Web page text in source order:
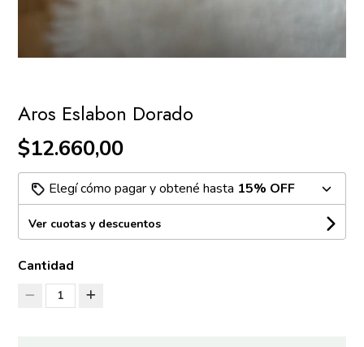
Aros Eslabon Dorado
$12.660,00
Elegí cómo pagar y obtené hasta 15% OFF
Ver cuotas y descuentos
Cantidad
1